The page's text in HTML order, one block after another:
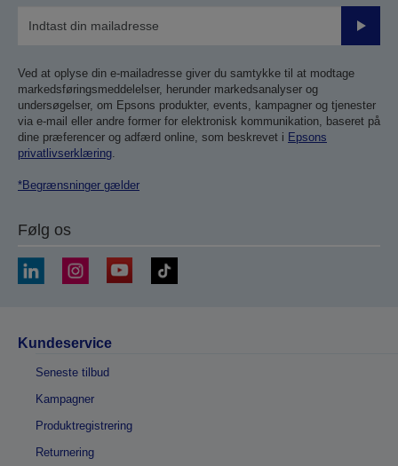
Send
Ved at oplyse din e-mailadresse giver du samtykke til at modtage
markedsføringsmeddelelser, herunder markedsanalyser og
undersøgelser, om Epsons produkter, events, kampagner og tjenester
via e-mail eller andre former for elektronisk kommunikation, baseret på
dine præferencer og adfærd online, som beskrevet i Epsons
privatlivserklæring.
*Begrænsninger gælder
Følg os
Kundeservice
Seneste tilbud
Kampagner
Produktregistrering
Returnering